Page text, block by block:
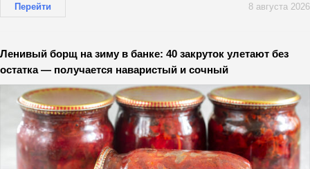
Перейти 8 августа 2026
Ленивый борщ на зиму в банке: 40 закруток улетают без
остатка — получается наваристый и сочный